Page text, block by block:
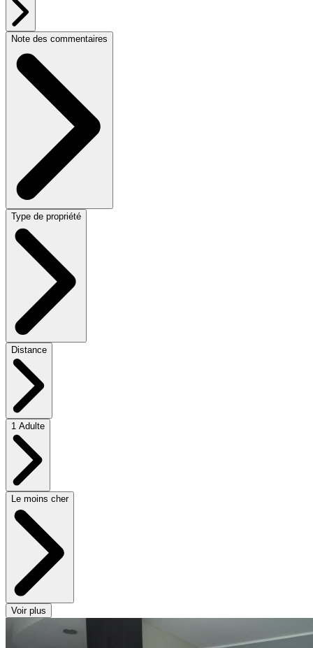
Note des commentaires
Type de propriété
Distance
1 Adulte
Le moins cher
Voir plus